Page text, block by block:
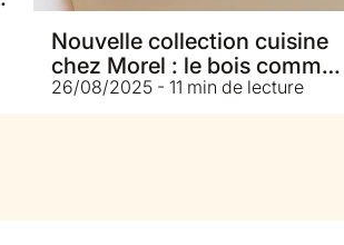
Nouvelle collection cuisine
chez Morel : le bois comme
signature, la couleur comme
26/08/2025 - 11 min de lecture